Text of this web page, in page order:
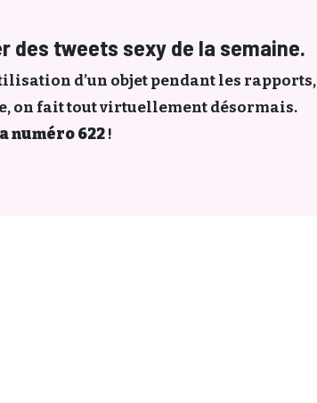
des tweets sexy de la semaine.
d’un objet pendant les rapports,
on fait tout virtuellement désormais.
numéro 622!